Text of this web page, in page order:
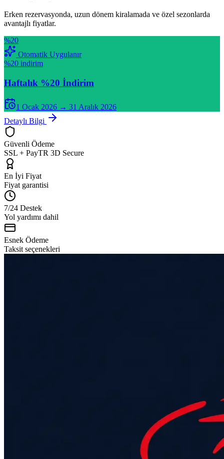
Erken rezervasyonda, uzun dönem kiralamada ve özel sezonlarda
avantajlı fiyatlar.
%20
Otomatik Uygulanır
%20 indirim
Haftalık %20 İndirim
1 Ocak 2026 → 31 Aralık 2026
Detaylı Bilgi
Güvenli Ödeme
SSL + PayTR 3D Secure
En İyi Fiyat
Fiyat garantisi
7/24 Destek
Yol yardımı dahil
Esnek Ödeme
Taksit seçenekleri